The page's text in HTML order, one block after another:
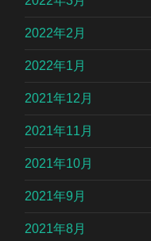
2022年2月
2022年1月
2021年12月
2021年11月
2021年10月
2021年9月
2021年8月